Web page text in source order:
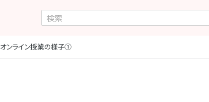
オンライン授業の様子➀